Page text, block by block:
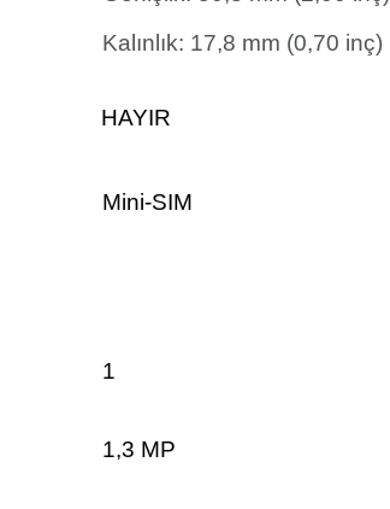
Kalınlık: 17,8 mm (0,70 inç)
HAYIR
Mini-SIM
1
1,3 MP